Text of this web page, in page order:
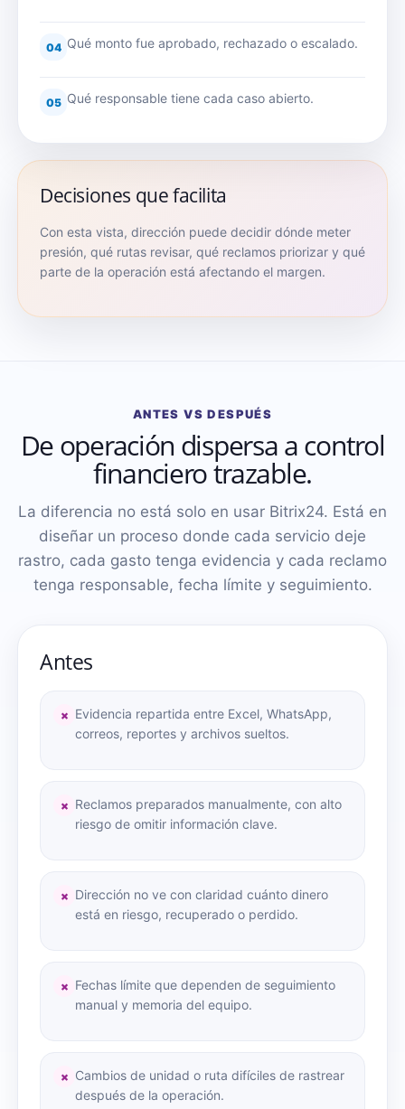
04 Qué monto fue aprobado, rechazado o escalado.
05 Qué responsable tiene cada caso abierto.
Decisiones que facilita
Con esta vista, dirección puede decidir dónde meter
presión, qué rutas revisar, qué reclamos priorizar y qué
parte de la operación está afectando el margen.
ANTES VS DESPUÉS
De operación dispersa a control
financiero trazable.
La diferencia no está solo en usar Bitrix24. Está en
diseñar un proceso donde cada servicio deje
rastro, cada gasto tenga evidencia y cada reclamo
tenga responsable, fecha límite y seguimiento.
Antes
× Evidencia repartida entre Excel, WhatsApp,
correos, reportes y archivos sueltos.
× Reclamos preparados manualmente, con alto
riesgo de omitir información clave.
× Dirección no ve con claridad cuánto dinero
está en riesgo, recuperado o perdido.
× Fechas límite que dependen de seguimiento
manual y memoria del equipo.
× Cambios de unidad o ruta difíciles de rastrear
después de la operación.